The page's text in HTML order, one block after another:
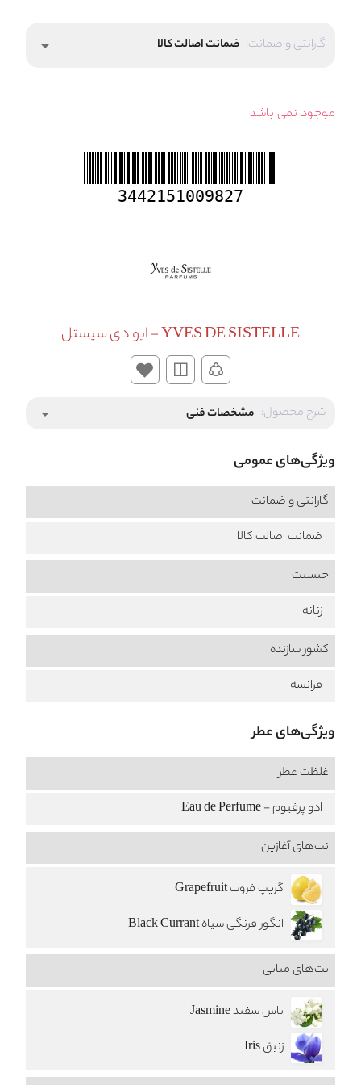
گارانتی و ضمانت: ضمانت اصالت کالا arrow_drop_down
موجود نمی باشد
3442151009827
YVES DE SISTELLE - ایو دی سیستل
شرح محصول: مشخصات فنی arrow_drop_down
ویژگی‌های عمومی
گارانتی و ضمانت
ضمانت اصالت کالا
جنسیت
زنانه
کشور سازنده
فرانسه
ویژگی‌های عطر
غلظت عطر
ادو پرفیوم - Eau de Perfume
نت‌های آغازین
گریپ فروت Grapefruit
انگور فرنگی سیاه Black Currant
نت‌های میانی
یاس سفید Jasmine
زنبق Iris